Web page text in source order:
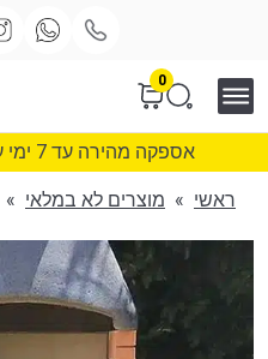
0
אספקה מהירה עד 7 ימי עסקים. ואולי הרבה לפני...
ראשי » מוצרים לא במלאי »